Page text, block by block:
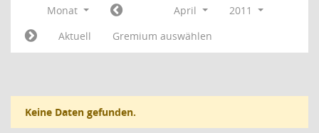
Monat April
2011
Aktuell
Gremium auswählen
Keine Daten gefunden.